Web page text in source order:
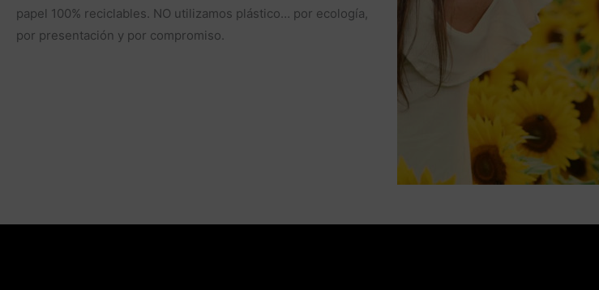
papel 100% reciclables. NO utilizamos plástico… por ecología,
por presentación y por compromiso.